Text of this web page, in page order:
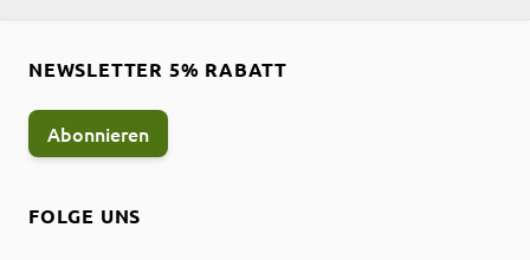
FOLGE UNS
NEWSLETTER 5% RABATT
Abonnieren